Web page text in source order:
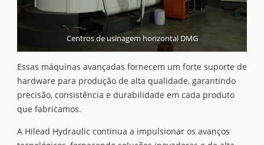
Centros de usinagem horizontal DMG
Essas máquinas avançadas fornecem um forte suporte de
hardware para produção de alta qualidade, garantindo
precisão, consistência e durabilidade em cada produto
que fabricamos.
A Hilead Hydraulic continua a impulsionar os avanços